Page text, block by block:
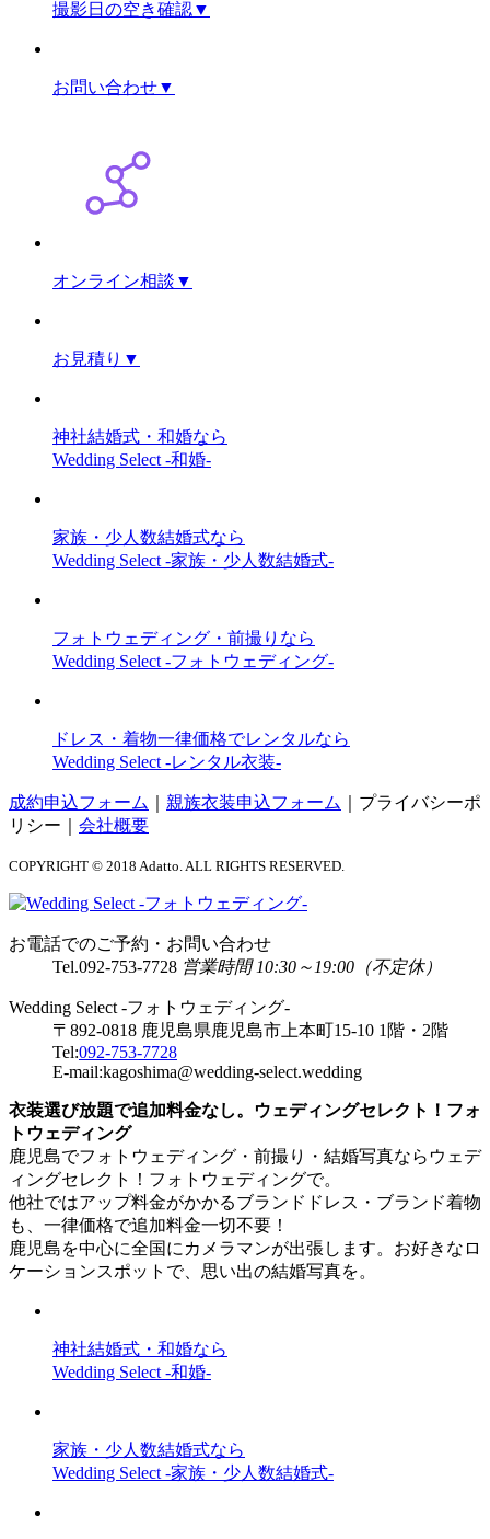
撮影日の空き確認▼
お問い合わせ▼
オンライン相談 ▼
お見積り ▼
神社結婚式・和婚なら
Wedding Select -和婚-
家族・少人数結婚式なら
Wedding Select -家族・少人数結婚式-
フォトウェディング・前撮りなら
Wedding Select -フォトウェディング-
ドレス・着物一律価格でレンタルなら
Wedding Select -レンタル衣装-
成約申込フォーム 親族衣装申込フォーム
プライバシーポ
リシー
会社概要
COPYRIGHT © 2018 Adatto. ALL RIGHTS RESERVED.
お電話でのご予約・お問い合わせ
Tel.092-753-7728 営業時間 10:30～19:00（不定休）
Wedding Select -フォトウェディング-
〒892-0818 鹿児島県鹿児島市上本町15-10 1階・2階
Tel:092-753-7728
E-mail:kagoshima@wedding-select.wedding
衣装選び放題で追加料金なし。ウェディングセレクト！フォ
トウェディング
鹿児島でフォトウェディング・前撮り・結婚写真ならウェデ
ィングセレクト！フォトウェディングで。
他社ではアップ料金がかかるブランドドレス・ブランド着物
も、一律価格で追加料金一切不要！
鹿児島を中心に全国にカメラマンが出張します。お好きなロ
ケーションスポットで、思い出の結婚写真を。
神社結婚式・和婚なら
Wedding Select -和婚-
家族・少人数結婚式なら
Wedding Select -家族・少人数結婚式-